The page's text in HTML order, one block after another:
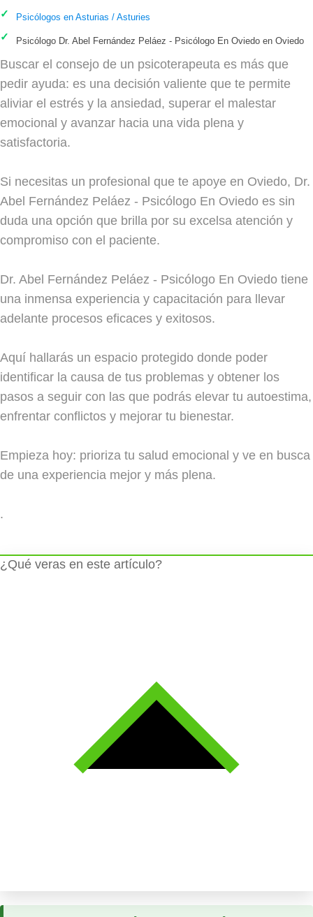
Psicólogos en Asturias / Asturies
Psicólogo Dr. Abel Fernández Peláez - Psicólogo En Oviedo en Oviedo
Buscar el consejo de un psicoterapeuta es más que
pedir ayuda: es una decisión valiente que te permite
aliviar el estrés y la ansiedad, superar el malestar
emocional y avanzar hacia una vida plena y
satisfactoria.
Si necesitas un profesional que te apoye en Oviedo, Dr.
Abel Fernández Peláez - Psicólogo En Oviedo es sin
duda una opción que brilla por su excelsa atención y
compromiso con el paciente.
Dr. Abel Fernández Peláez - Psicólogo En Oviedo tiene
una inmensa experiencia y capacitación para llevar
adelante procesos eficaces y exitosos.
Aquí hallarás un espacio protegido donde poder
identificar la causa de tus problemas y obtener los
pasos a seguir con las que podrás elevar tu autoestima,
enfrentar conflictos y mejorar tu bienestar.
Empieza hoy: prioriza tu salud emocional y ve en busca
de una experiencia mejor y más plena.
.
¿Qué veras en este artículo?